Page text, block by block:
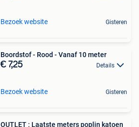
Bezoek website Gisteren
Boordstof - Rood - Vanaf 10 meter
€ 7,25 Details
Bezoek website Gisteren
OUTLET : Laatste meters poplin katoen